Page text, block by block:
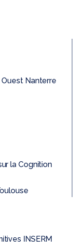
Ouest Nanterre
la Cognition
INSERM